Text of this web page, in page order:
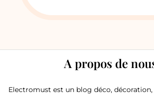
A propos de
Electromust est un blog déco,